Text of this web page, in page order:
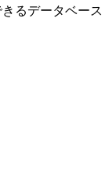
るデータベース